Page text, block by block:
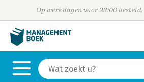
Op werkdagen voor 23:00